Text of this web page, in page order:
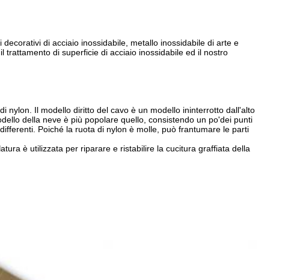
di acciaio inossidabile, metallo inossidabile di arte e
di superficie di acciaio inossidabile ed il nostro
nylon. Il modello diritto del cavo è un modello ininterrotto dall'alto
della neve è più popolare quello, consistendo un po'dei punti
Poiché la ruota di nylon è molle, può frantumare le parti
è utilizzata per riparare e ristabilire la cucitura graffiata della